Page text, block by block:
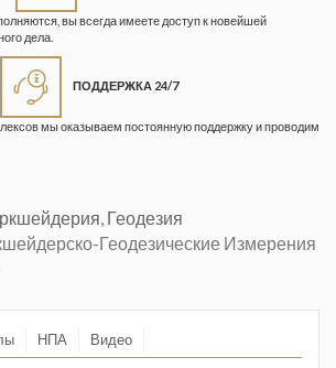
вы всегда имеете доступ к новейшей
дела.
ПОДДЕРЖКА 24/7
мы оказываем постоянную поддержку и проводим
Геодезия
Геодезические Измерения
НПА Видео
безопасность»
Информационный бюллетень
атомному надзору
Информация и космос
Маркшейдерский вестник